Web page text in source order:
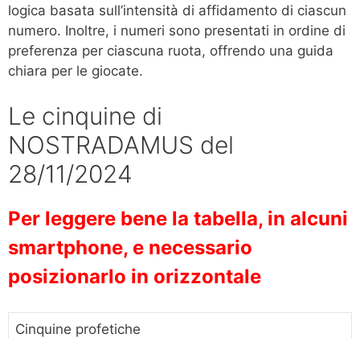
logica basata sull’intensità di affidamento di ciascun
numero. Inoltre, i numeri sono presentati in ordine di
preferenza per ciascuna ruota, offrendo una guida
chiara per le giocate.
Le cinquine di
NOSTRADAMUS del
28/11/2024
Per leggere bene la tabella, in alcuni
smartphone, e necessario
posizionarlo in orizzontale
Cinquine profetiche